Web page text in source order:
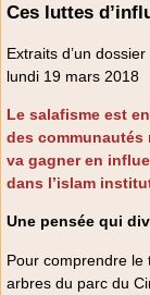
Ces luttes
Extraits d’un
lundi 19 mars 2018
Le salafisme est
des communautés
va gagner en
dans l’islam
Une pensée qui
Pour comprendre le
arbres du parc du